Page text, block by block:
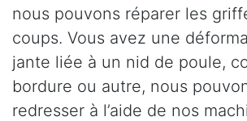
nous pouvons réparer les
coups. Vous avez une
jante liée à un nid de poule,
bordure ou autre, nous
redresser à l’aide de nos